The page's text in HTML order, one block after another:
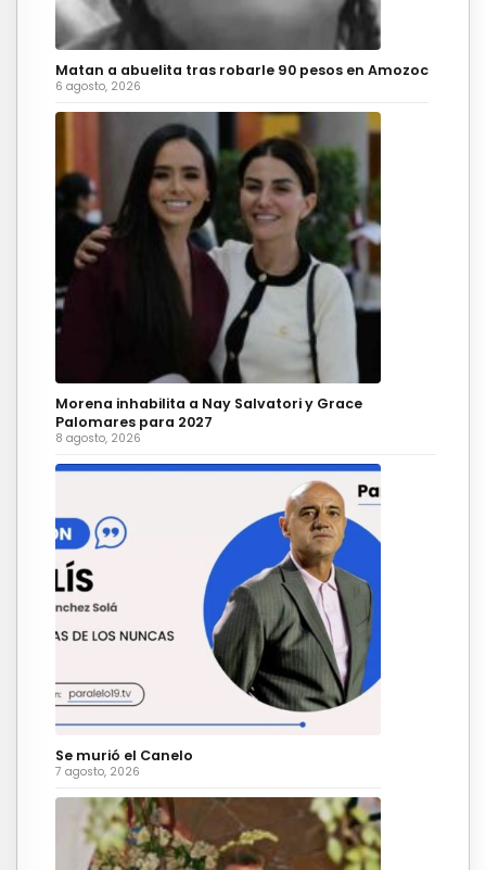
Matan a abuelita tras robarle 90 pesos en Amozoc
6 agosto, 2026
Morena inhabilita a Nay Salvatori y Grace
Palomares para 2027
8 agosto, 2026
Se murió el Canelo
7 agosto, 2026